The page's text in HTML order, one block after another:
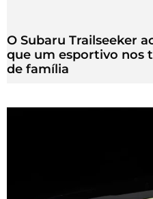
O Subaru Trailseeker
que um esportivo nos
de família